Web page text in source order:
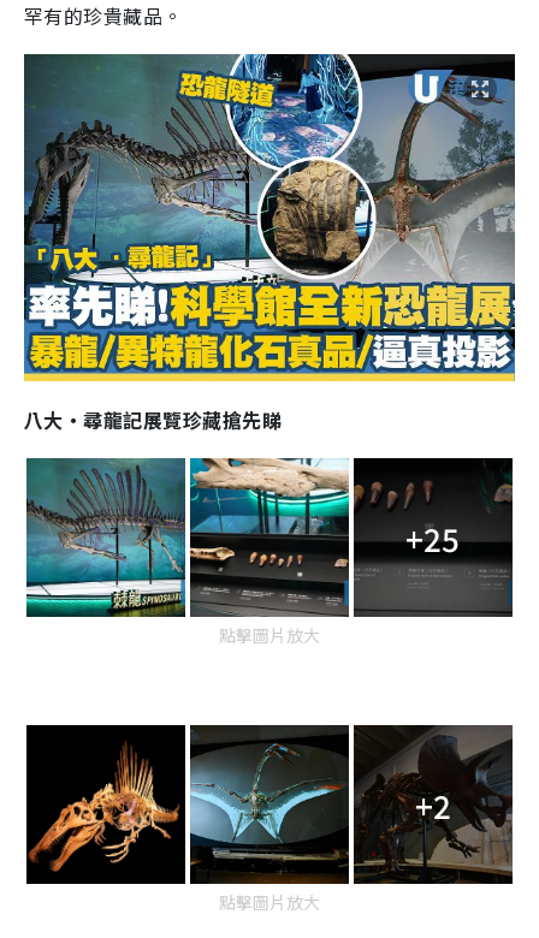
罕有的珍貴藏品。
八大‧尋龍記展覽珍藏搶先睇
+25
點擊圖片放大
+2
點擊圖片放大